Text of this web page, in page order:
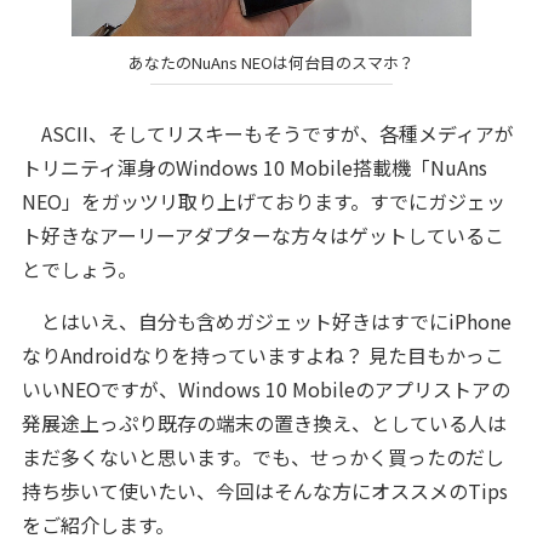
あなたのNuAns NEOは何台目のスマホ？
ASCII、そしてリスキーもそうですが、各種メディアが
トリニティ渾身のWindows 10 Mobile搭載機「NuAns
NEO」をガッツリ取り上げております。すでにガジェッ
ト好きなアーリーアダプターな方々はゲットしているこ
とでしょう。
とはいえ、自分も含めガジェット好きはすでにiPhone
なりAndroidなりを持っていますよね？ 見た目もかっこ
いいNEOですが、Windows 10 Mobileのアプリストアの
発展途上っぷり既存の端末の置き換え、としている人は
まだ多くないと思います。でも、せっかく買ったのだし
持ち歩いて使いたい、今回はそんな方にオススメのTips
をご紹介します。